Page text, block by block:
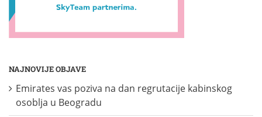
NAJNOVIJE OBJAVE
Emirates vas poziva na dan regrutacije kabinskog
osoblja u Beogradu